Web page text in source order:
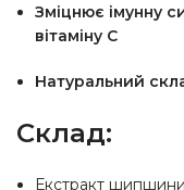
Зміцнює імунну
вітаміну С
Натуральний
Склад:
Екстракт шипшини